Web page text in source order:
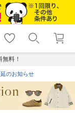
shopping_cart lock_outline
ログイン
料！
のお知らせ